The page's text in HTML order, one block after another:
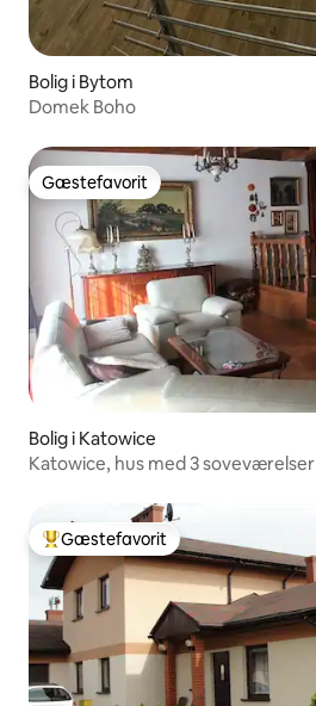
Bolig i Bytom
Domek Boho
Gæstefavorit
Gæstefavorit
Bolig i Katowice
Katowice, hus med 3 soveværelser
Bedste gæstefavorit
Gæstefavorit